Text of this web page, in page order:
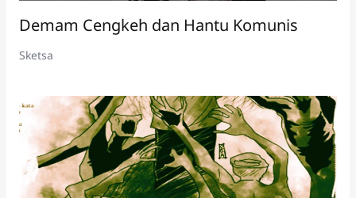
Demam Cengkeh dan Hantu Komunis
Sketsa